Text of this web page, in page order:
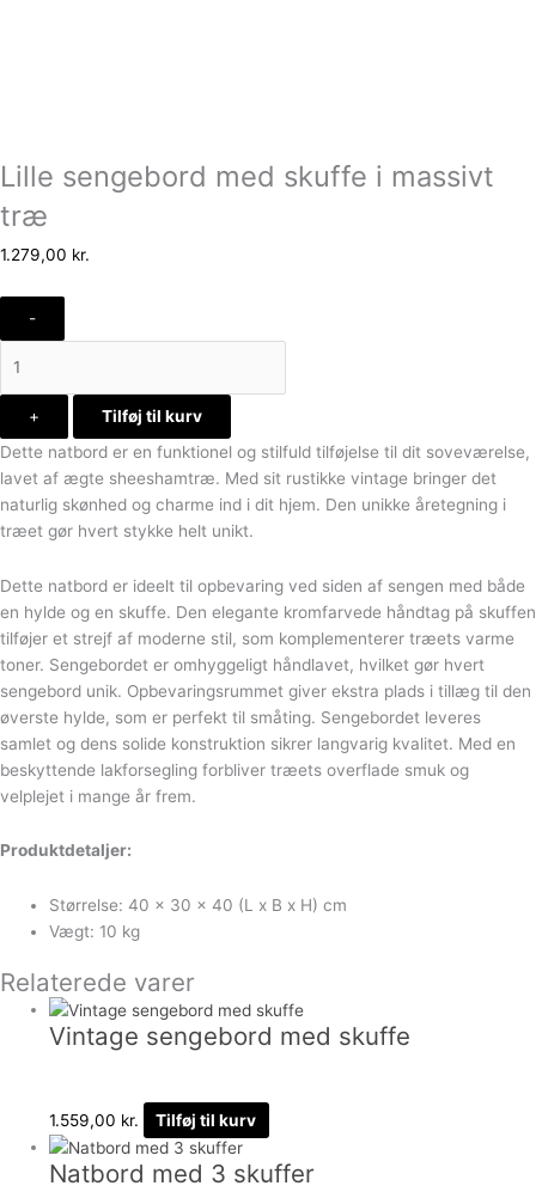
Lille sengebord med skuffe i massivt
træ
1.279,00 kr.
-
+
Tilføj til kurv
Dette natbord er en funktionel og stilfuld tilføjelse til dit soveværelse,
lavet af ægte sheeshamtræ. Med sit rustikke vintage bringer det
naturlig skønhed og charme ind i dit hjem. Den unikke åretegning i
træet gør hvert stykke helt unikt.
Dette natbord er ideelt til opbevaring ved siden af sengen med både
en hylde og en skuffe. Den elegante kromfarvede håndtag på skuffen
tilføjer et strejf af moderne stil, som komplementerer træets varme
toner. Sengebordet er omhyggeligt håndlavet, hvilket gør hvert
sengebord unik. Opbevaringsrummet giver ekstra plads i tillæg til den
øverste hylde, som er perfekt til småting. Sengebordet leveres
samlet og dens solide konstruktion sikrer langvarig kvalitet. Med en
beskyttende lakforsegling forbliver træets overflade smuk og
velplejet i mange år frem.
Produktdetaljer:
Størrelse: 40 x 30 x 40 (L x B x H) cm
Vægt: 10 kg
Relaterede varer
Vintage sengebord med skuffe
1.559,00 kr. Tilføj til kurv
Natbord med 3 skuffer